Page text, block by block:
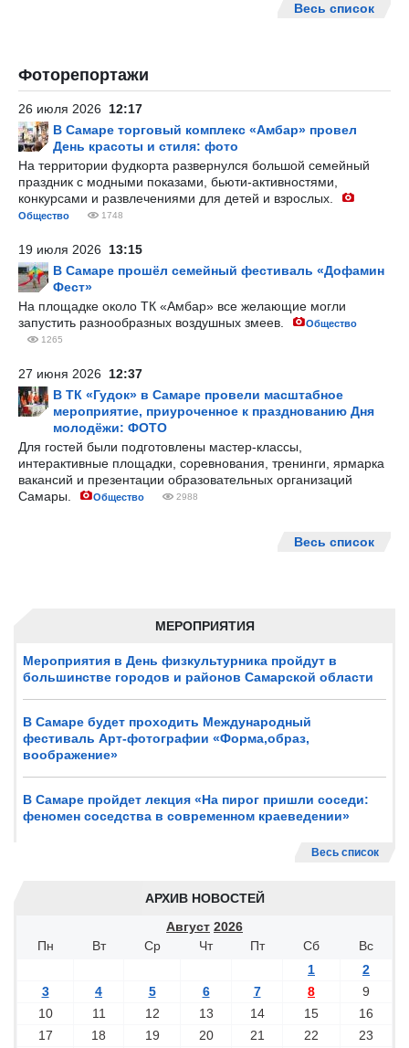
МЕРОПРИЯТИЯ
Мероприятия в День физкультурника пройдут в
большинстве городов и районов Самарской области
В Самаре будет проходить Международный
фестиваль Арт-фотографии «Форма,образ,
воображение»
В Самаре пройдет лекция «На пирог пришли соседи:
феномен соседства в современном краеведении»
Весь список
АРХИВ НОВОСТЕЙ
Август 2026
Пн
Вт Ср Чт Пт Сб
Вс
1
2
3
4 5 6 7 8
9
10
11 12 13 14 15
16
17
18 19 20 21 22 23
Весь список
Фоторепортажи
26 июля 2026 12:17
В Самаре торговый комплекс «Амбар» провел
День красоты и стиля: фото
На территории фудкорта развернулся большой семейный
праздник с модными показами, бьюти-активностями,
конкурсами и развлечениями для детей и взрослых.
Общество 1748
19 июля 2026 13:15
В Самаре прошёл семейный фестиваль «Дофамин
Фест»
На площадке около ТК «Амбар» все желающие могли
запустить разнообразных воздушных змеев.
Общество
1265
27 июня 2026 12:37
В ТК «Гудок» в Самаре провели масштабное
мероприятие, приуроченное к празднованию Дня
молодёжи: ФОТО
Для гостей были подготовлены мастер-классы,
интерактивные площадки, соревнования, тренинги, ярмарка
вакансий и презентации образовательных организаций
Самары.
Общество 2988
Весь список